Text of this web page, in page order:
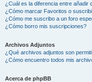
¿Cuál es la diferencia entre
¿Cómo marcar Favoritos o
¿Cómo me suscribo a un foro
¿Cómo borro mis suscripciones?
Archivos Adjuntos
¿Qué archivos adjuntos son
¿Cómo encuentro todos mis
Acerca de phpBB